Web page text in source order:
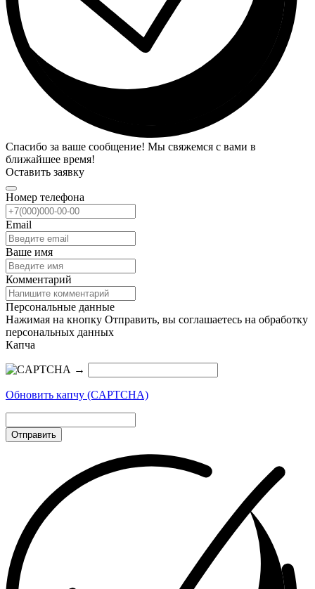
Спасибо за ваше сообщение! Мы свяжемся с вами в
ближайшее время!
Оставить заявку
Номер телефона
Email
Ваше имя
Комментарий
Персональные данные
Нажимая на кнопку Отправить, вы соглашаетесь на обработку
персональных данных
Капча
→
Обновить капчу (CAPTCHA)
Отправить